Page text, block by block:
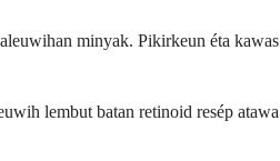
minyak. Pikirkeun éta
lembut batan retinoid resép